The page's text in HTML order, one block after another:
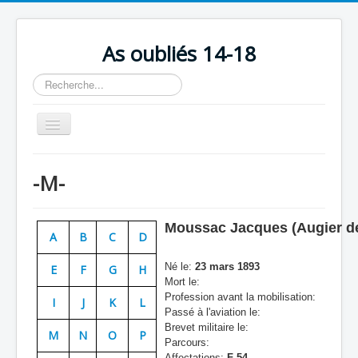
As oubliés 14-18
Rechercher
Basculer
la
Chronologie
Escadrilles
Organisation
Avions
Personnels
Doctrines
-M-
A B C D
E F G H
I J K L
M N O P
Moussac Jacques (Augier
Né le: 23 mars 1893
Mort le:
Profession avant la mobilisation:
Passé à l'aviation le:
Brevet militaire le:
Parcours: